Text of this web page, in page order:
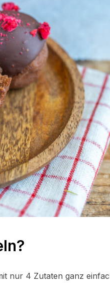
nur 4 Zutaten ganz